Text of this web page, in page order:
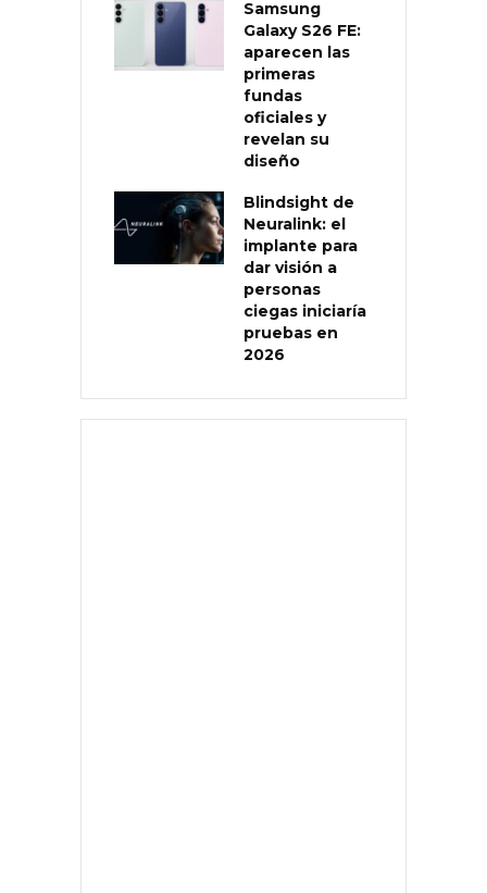
Samsung
Galaxy S26 FE:
aparecen las
primeras
fundas
oficiales y
revelan su
diseño
Blindsight de
Neuralink: el
implante para
dar visión a
personas
ciegas iniciaría
pruebas en
2026